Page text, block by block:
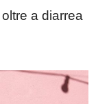
a diarrea